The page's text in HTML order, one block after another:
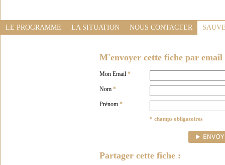
LE PROGRAMME LA SITUATION NOUS CONTACTER
M'envoyer cette fiche par email
Mon Email *
Nom *
Prénom *
* champs obligatoires
Partager cette fiche :